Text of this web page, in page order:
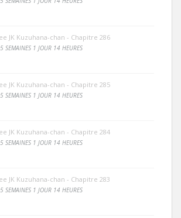
JK Kuzuhana-chan - Chapitre 286
SEMAINES 1 JOUR 14 HEURES
JK Kuzuhana-chan - Chapitre 285
SEMAINES 1 JOUR 14 HEURES
JK Kuzuhana-chan - Chapitre 284
SEMAINES 1 JOUR 14 HEURES
JK Kuzuhana-chan - Chapitre 283
SEMAINES 1 JOUR 14 HEURES